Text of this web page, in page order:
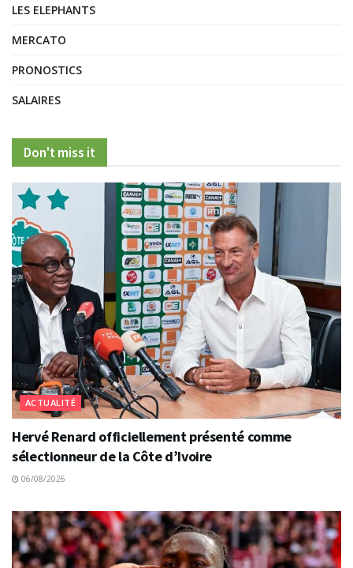
LES ELEPHANTS
MERCATO
PRONOSTICS
SALAIRES
Don't miss it
ACTUALITÉ
Hervé Renard officiellement présenté comme
sélectionneur de la Côte d’Ivoire
06/08/2026